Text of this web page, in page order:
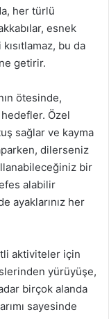
her türlü
esnek
bu da
getirir.
ötesinde,
hedefler. Özel
sağlar ve kayma
dilerseniz
bir
alabilir
ayaklarınız her
aktiviteler için
yürüyüşe,
birçok alanda
sayesinde